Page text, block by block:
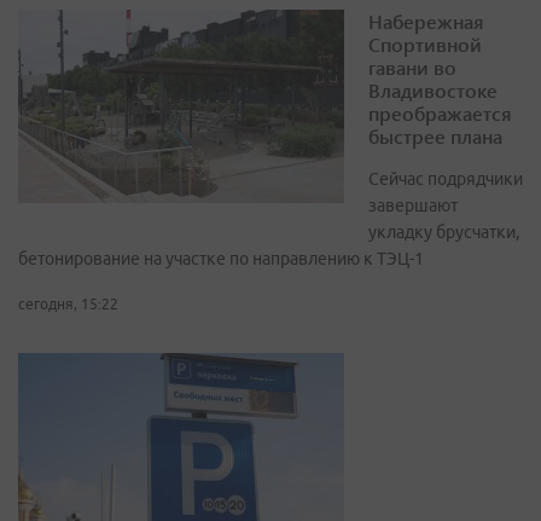
Набережная
Спортивной
гавани во
Владивостоке
преображается
быстрее плана
Сейчас подрядчики
завершают
укладку брусчатки,
бетонирование на участке по направлению к ТЭЦ-1
сегодня, 15:22